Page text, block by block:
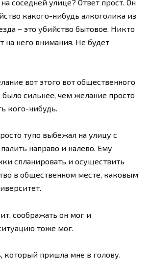
соседней улице? Ответ прост. Он
какого-нибудь алкоголика из
– это убийство бытовое. Никто
на него внимания. Не будет
вот этого вот общественного
было сильнее, чем желание просто
кого-нибудь.
тупо выбежал на улицу с
направо и налево. Ему
спланировать и осуществить
в общественном месте, каковым
соображать он мог и
тоже мог.
который пришла мне в голову.